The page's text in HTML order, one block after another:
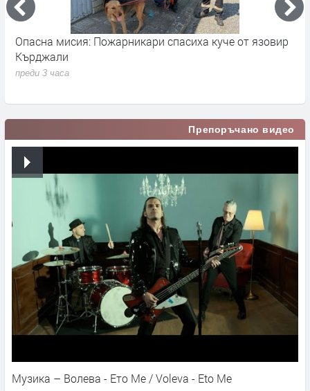
Опасна мисия: Пожарникари спасиха куче от язовир
Кърджали
преди 3 часа
Препоръчано видео
Музика – Волева - Ето Ме / Voleva - Eto Me